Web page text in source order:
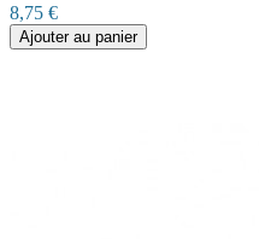
8,75 €
Ajouter au panier